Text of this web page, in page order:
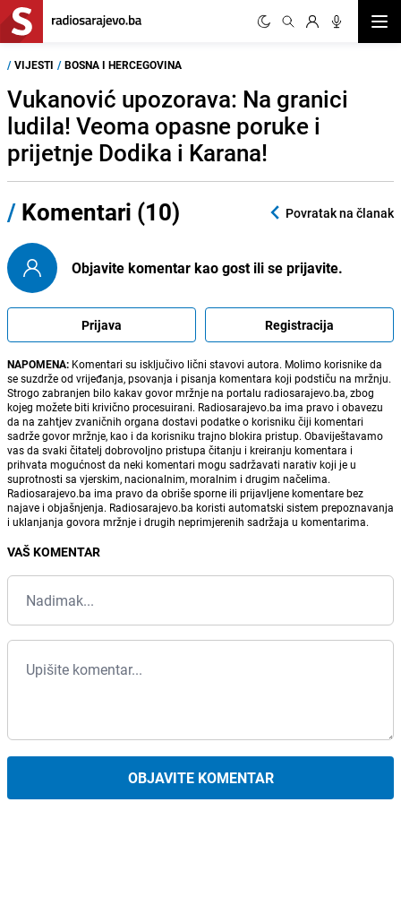
/ VIJESTI / BOSNA I HERCEGOVINA
Vukanović upozorava: Na granici
ludila! Veoma opasne poruke i
prijetnje Dodika i Karana!
/ Komentari (10) Povratak na članak
Objavite komentar kao gost ili se prijavite.
Prijava Registracija
NAPOMENA: Komentari su isključivo lični stavovi autora. Molimo korisnike da
se suzdrže od vrijeđanja, psovanja i pisanja komentara koji podstiču na mržnju.
Strogo zabranjen bilo kakav govor mržnje na portalu radiosarajevo.ba, zbog
kojeg možete biti krivično procesuirani. Radiosarajevo.ba ima pravo i obavezu
da na zahtjev zvaničnih organa dostavi podatke o korisniku čiji komentari
sadrže govor mržnje, kao i da korisniku trajno blokira pristup. Obaviještavamo
vas da svaki čitatelj dobrovoljno pristupa čitanju i kreiranju komentara i
prihvata mogućnost da neki komentari mogu sadržavati narativ koji je u
suprotnosti sa vjerskim, nacionalnim, moralnim i drugim načelima.
Radiosarajevo.ba ima pravo da obriše sporne ili prijavljene komentare bez
najave i objašnjenja. Radiosarajevo.ba koristi automatski sistem prepoznavanja
i uklanjanja govora mržnje i drugih neprimjerenih sadržaja u komentarima.
VAŠ KOMENTAR
OBJAVITE KOMENTAR